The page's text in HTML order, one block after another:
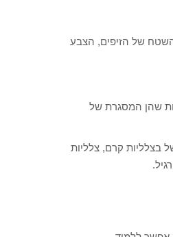
השטח של הזיפים, הצבע
שהן המסגרת של
בצלליות קרם, צלליות